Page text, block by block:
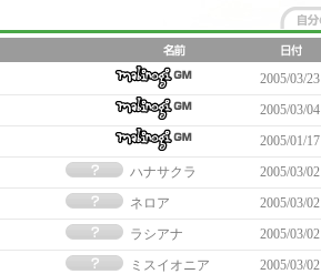
2005/03/23
2005/03/04
2005/01/17
ハナサクラ 2005/03/02
ネロア 2005/03/02
ラシアナ 2005/03/02
ミスイオニア 2005/03/02